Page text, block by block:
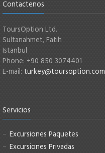
Contactenos
ToursOption Ltd.
Sultanahmet, Fatih
Istanbul
Phone: +90 850 3074401
E-mail: turkey@toursoption.com
Servicios
Excursiones Paquetes
Excursiones Privadas